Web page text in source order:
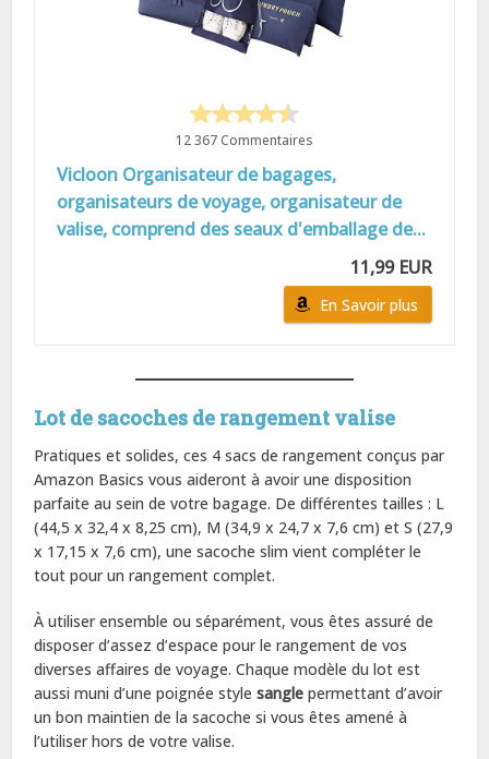
12 367 Commentaires
Vicloon Organisateur de bagages,
organisateurs de voyage, organisateur de
valise, comprend des seaux d'emballage de...
11,99 EUR
En Savoir plus
Lot de sacoches de rangement valise
Pratiques et solides, ces 4 sacs de rangement conçus par
Amazon Basics vous aideront à avoir une disposition
parfaite au sein de votre bagage. De différentes tailles : L
(44,5 x 32,4 x 8,25 cm), M (34,9 x 24,7 x 7,6 cm) et S (27,9
x 17,15 x 7,6 cm), une sacoche slim vient compléter le
tout pour un rangement complet.
À utiliser ensemble ou séparément, vous êtes assuré de
disposer d’assez d’espace pour le rangement de vos
diverses affaires de voyage. Chaque modèle du lot est
aussi muni d’une poignée stylesangle permettant d’avoir
un bon maintien de la sacoche si vous êtes amené à
l’utiliser hors de votre valise.